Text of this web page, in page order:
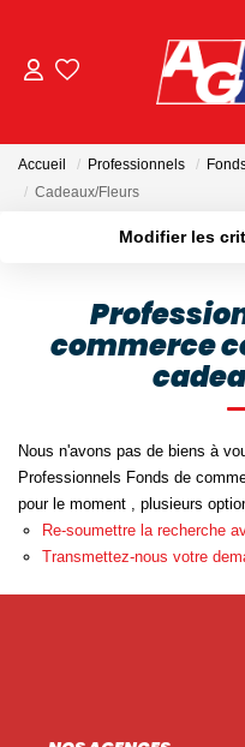
Nos
Accueil Professionnels
Cadeaux/Fleurs
Modifier les
Surface min
Plus de critères
commerce
Nous n'avons pas de biens à
Professionnels Fonds de
pour le moment , plusieurs
Re-soumettre la recherche
Transmettez-nous votre